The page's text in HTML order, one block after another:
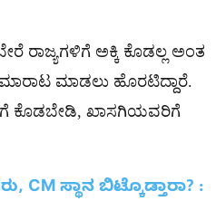
ರಾಜ್ಯಗಳಿಗೆ ಅಕ್ಕಿ ಕೊಡಲ್ಲ ಅಂತ
ಮಾಡಲು ಹೊರಟಿದ್ದಾರೆ.
ಕೊಡಬೇಡಿ, ಖಾಸಗಿಯವರಿಗೆ
ಸ್ಥಾನ ಬಿಟ್ಕೊಡ್ತಾರಾ? :